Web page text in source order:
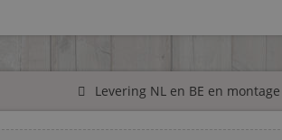
Levering NL en BE en montage